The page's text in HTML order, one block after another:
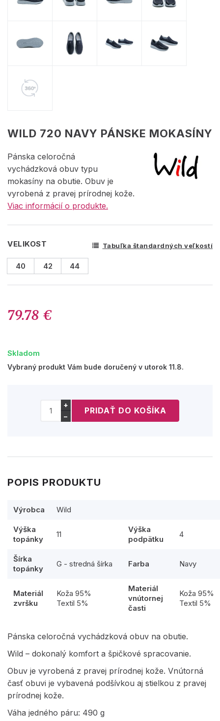
WILD 720 NAVY PÁNSKE MOKASÍNY
Pánska celoročná
vychádzková obuv typu
mokasíny na obutie. Obuv je
vyrobená z pravej prírodnej kože.
Viac informácií o produkte.
VELIKOST Tabuľka štandardných veľkostí
40 42 44
79.78 €
Skladom
Vybraný produkt Vám bude doručený v utorok 11.8.
+
−
POPIS PRODUKTU
Výrobca Wild
Výška
topánky
11
Výška
podpätku
4
Šírka
topánky
G - stredná šírka Farba Navy
Materiál
zvršku
Koža 95%
Textil 5%
Materiál
vnútornej
časti
Koža 95%
Textil 5%
Pánska celoročná vychádzková obuv na obutie.
Wild – dokonalý komfort a špičkové spracovanie.
Obuv je vyrobená z pravej prírodnej kože. Vnútorná
časť obuvi je vybavená podšívkou aj stielkou z pravej
prírodnej kože.
Váha jedného páru: 490 g